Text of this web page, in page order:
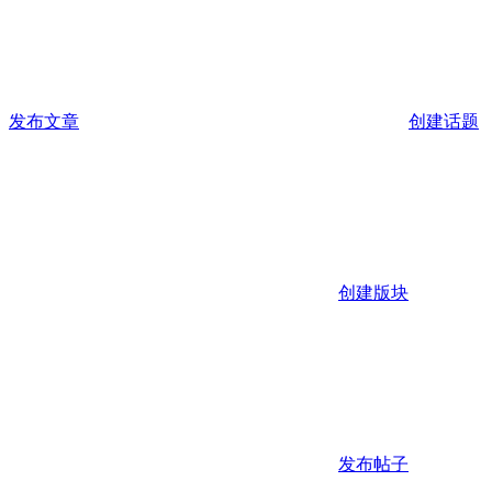
发布文章 创建话题
创建版块
发布帖子